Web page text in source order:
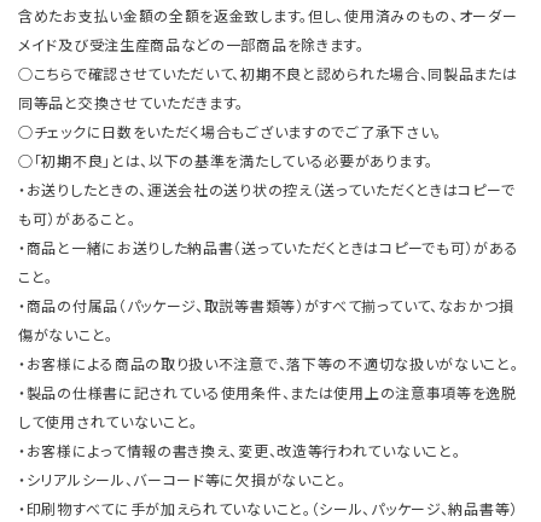
含めたお支払い金額の全額を返金致します。但し、使用済みのもの、オーダー
メイド及び受注生産商品などの一部商品を除きます。
○こちらで確認させていただいて、初期不良と認められた場合、同製品または
同等品と交換させていただきます。
○チェックに日数をいただく場合もございますのでご了承下さい。
○「初期不良」とは、以下の基準を満たしている必要があります。
・お送りしたときの、運送会社の送り状の控え（送っていただくときはコピーで
も可）があること。
・商品と一緒にお送りした納品書（送っていただくときはコピーでも可）がある
こと。
・商品の付属品（パッケージ、取説等書類等）がすべて揃っていて、なおかつ損
傷がないこと。
・お客様による商品の取り扱い不注意で、落下等の不適切な扱いがないこと。
・製品の仕様書に記されている使用条件、または使用上の注意事項等を逸脱
して使用されていないこと。
・お客様によって情報の書き換え、変更、改造等行われていないこと。
・シリアルシール、バーコード等に欠損がないこと。
・印刷物すべてに手が加えられていないこと。（シール、パッケージ、納品書等）